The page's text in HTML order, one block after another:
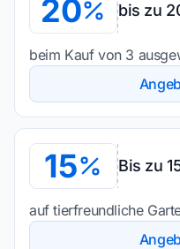
20 bis zu
beim Kauf von 3
15 Bis zu
auf tierfreundliche